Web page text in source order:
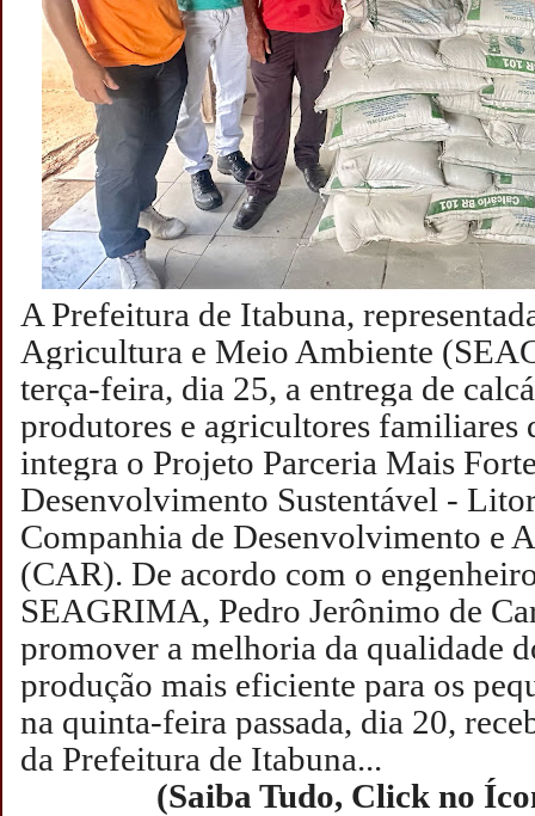
A Prefeitura de Itabuna,
Agricultura e Meio Ambiente
terça-feira, dia 25, a entrega de
produtores e agricultores familiares
integra o Projeto Parceria Mais
Desenvolvimento Sustentável -
Companhia de Desenvolvimento e
(CAR). De acordo com o
SEAGRIMA, Pedro Jerônimo de
promover a melhoria da qualidade
produção mais eficiente para os
na quinta-feira passada, dia 20,
da Prefeitura de Itabuna...
(Saiba Tudo, Click no